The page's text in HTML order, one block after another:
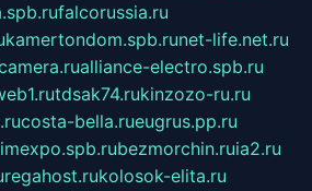
falcorussia.ru
kamertondom.spb.runet-life.net.ru
alliance-electro.spb.ru
tdsak74.rukinzozo-ru.ru
costa-bella.rueugrus.pp.ru
bezmorchin.ruia2.ru
regahost.rukolosok-elita.ru